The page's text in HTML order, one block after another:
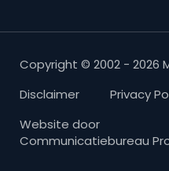
Copyright © 2002 - 2026
Disclaimer
Privacy
Website door
Communicatiebureau